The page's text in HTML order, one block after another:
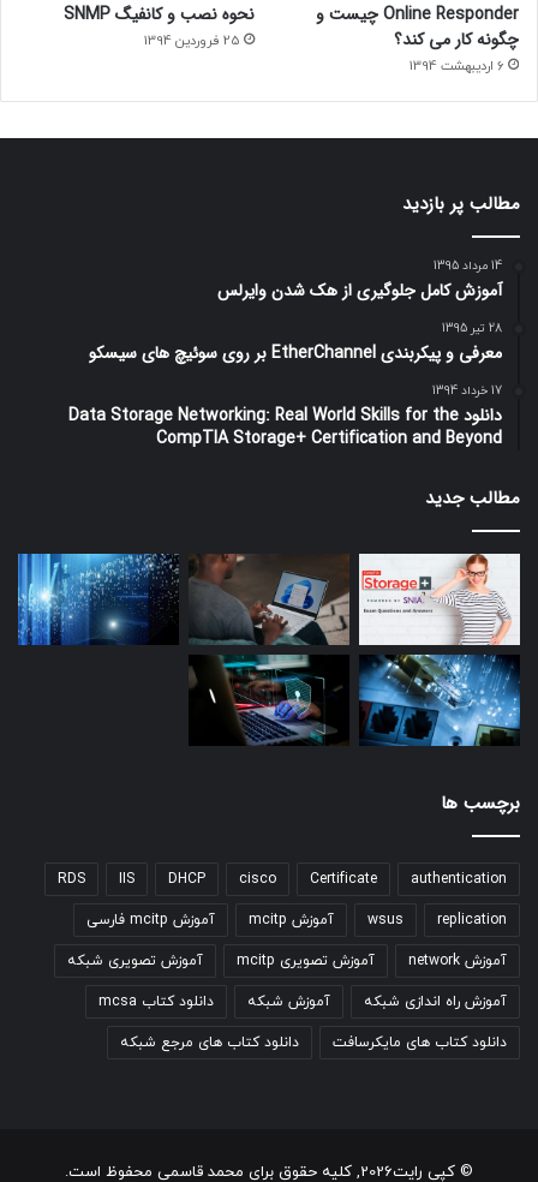
Online Responder چیست و
چگونه کار می کند؟
6 اردیبهشت 1394
نحوه نصب و کانفیگ SNMP
25 فروردین 1394
مطالب پر بازدید
14 مرداد 1395
آموزش کامل جلوگیری از هک شدن وایرلس
28 تیر 1395
معرفی و پیکربندی EtherChannel بر روی سوئیچ های سیسکو
17 خرداد 1394
دانلود Data Storage Networking: Real World Skills for the
CompTIA Storage+ Certification and Beyond
مطالب جدید
برچسب ها
authentication
Certificate
cisco
DHCP
IIS
RDS
replication
wsus آموزش mcitp آموزش mcitp فارسی
آموزش network آموزش تصویری mcitp آموزش تصویری شبکه
آموزش راه اندازی شبکه آموزش شبکه دانلود کتاب mcsa
دانلود کتاب های مایکرسافت دانلود کتاب های مرجع شبکه
© کپی رایت2026, کلیه حقوق برای محمد قاسمی محفوظ است.